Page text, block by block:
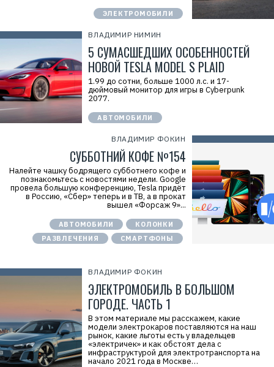
ЭЛЕКТРОМОБИЛИ
ВЛАДИМИР НИМИН
5 СУМАСШЕДШИХ ОСОБЕННОСТЕЙ
НОВОЙ TESLA MODEL S PLAID
1.99 до сотни, больше 1000 л.с. и 17-
дюймовый монитор для игры в Cyberpunk
2077.
АВТОМОБИЛИ
ВЛАДИМИР ФОКИН
СУББОТНИЙ КОФЕ №154
Налейте чашку бодрящего субботнего кофе и
познакомьтесь с новостями недели. Google
провела большую конференцию, Tesla придёт
в Россию, «Сбер» теперь и в ТВ, а в прокат
вышел «Форсаж 9»...
АВТОМОБИЛИ
КОЛОНКИ
РАЗВЛЕЧЕНИЯ
СМАРТФОНЫ
ВЛАДИМИР ФОКИН
ЭЛЕКТРОМОБИЛЬ В БОЛЬШОМ
ГОРОДЕ. ЧАСТЬ 1
В этом материале мы расскажем, какие
модели электрокаров поставляются на наш
рынок, какие льготы есть у владельцев
«электричек» и как обстоят дела с
инфраструктурой для электротранспорта на
начало 2021 года в Москве…